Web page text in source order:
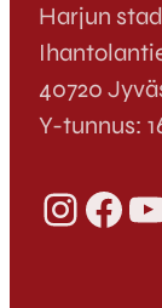
Harjun
40720
Y-tunnus:
InstagramFacebook YouTube